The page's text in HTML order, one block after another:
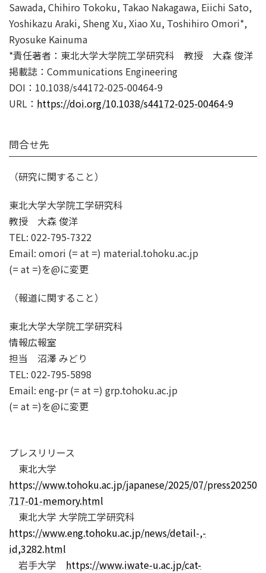
Sawada, Chihiro Tokoku, Takao Nakagawa, Eiichi Sato,
Yoshikazu Araki, Sheng Xu, Xiao Xu, Toshihiro Omori*,
Ryosuke Kainuma
*責任著者：東北大学大学院工学研究科 教授 大森 俊洋
掲載誌：Communications Engineering
DOI：10.1038/s44172-025-00464-9
URL： https://doi.org/10.1038/s44172-025-00464-9
問合せ先
（研究に関すること）
東北大学大学院工学研究科
教授 大森 俊洋
TEL: 022-795-7322
Email: omori (= at =) material.tohoku.ac.jp
(= at =)を@に変更
（報道に関すること）
東北大学大学院工学研究科
情報広報室
担当 沼澤 みどり
TEL: 022-795-5898
Email: eng-pr (= at =) grp.tohoku.ac.jp
(= at =)を@に変更
プレスリリース
東北大学
https://www.tohoku.ac.jp/japanese/2025/07/press20250
717-01-memory.html
東北大学 大学院工学研究科
https://www.eng.tohoku.ac.jp/news/detail-,-
id,3282.html
岩手大学 https://www.iwate-u.ac.jp/cat-